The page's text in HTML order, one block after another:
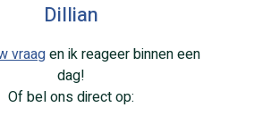
Dillian
vraagen ik reageer binnen een
dag!
Of bel ons direct op: